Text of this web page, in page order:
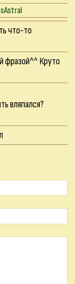
что-то
фразой^^ Круто
вляпался?